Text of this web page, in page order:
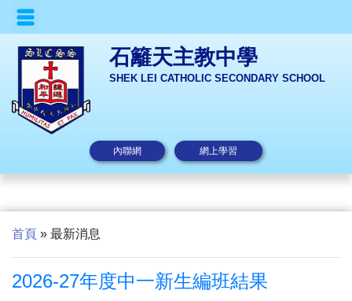
石籬天主教中學
SHEK LEI CATHOLIC SECONDARY SCHOOL
內聯網 網上學習
首頁 » 最新消息
2026-27年度中一新生編班結果